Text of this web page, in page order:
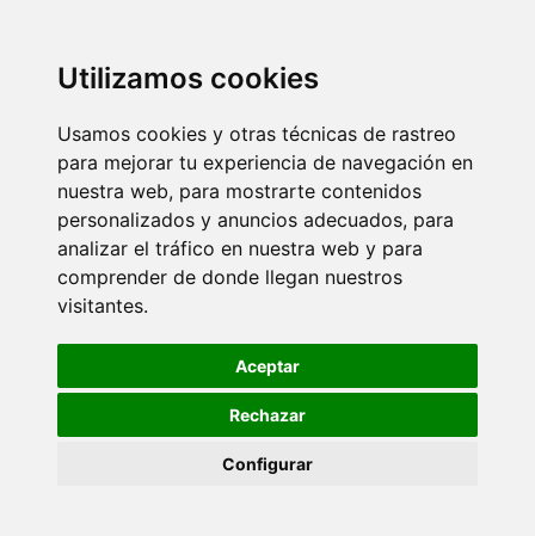
Utilizamos cookies
Usamos cookies y otras técnicas de rastreo
para mejorar tu experiencia de navegación en
nuestra web, para mostrarte contenidos
personalizados y anuncios adecuados, para
analizar el tráfico en nuestra web y para
comprender de donde llegan nuestros
visitantes.
Aceptar
Rechazar
Configurar